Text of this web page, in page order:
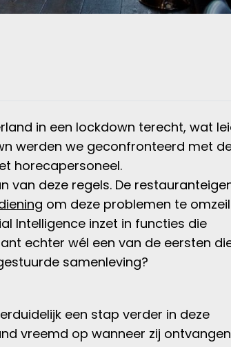
in een lockdown terecht, wat
werden we geconfronteerd met
horecapersoneel.
van deze regels. De
om deze problemen te
Intelligence inzet in functies die
echter wél een van de eersten
samenleving?
een stap verder in deze
vreemd op wanneer zij ontvangen